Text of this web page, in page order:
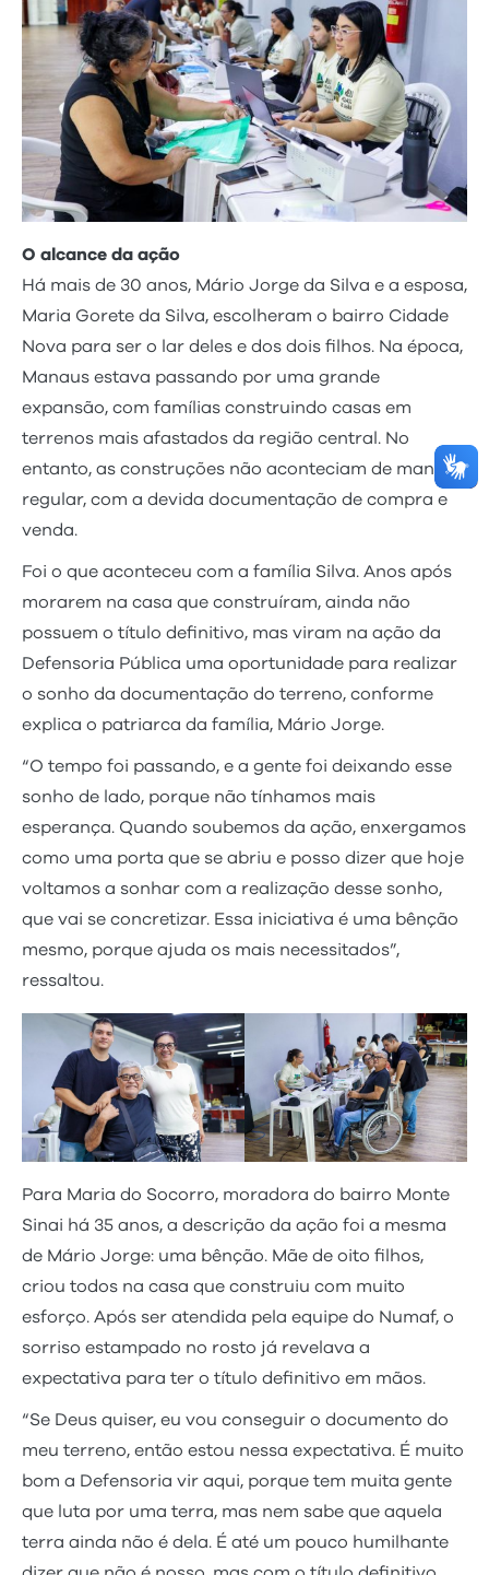
O alcance da ação
Há mais de 30 anos, Mário Jorge da Silva e a esposa,
Maria Gorete da Silva, escolheram o bairro Cidade
Nova para ser o lar deles e dos dois filhos. Na época,
Manaus estava passando por uma grande
expansão, com famílias construindo casas em
terrenos mais afastados da região central. No
entanto, as construções não aconteciam de maneira
regular, com a devida documentação de compra e
venda.
Foi o que aconteceu com a família Silva. Anos após
morarem na casa que construíram, ainda não
possuem o título definitivo, mas viram na ação da
Defensoria Pública uma oportunidade para realizar
o sonho da documentação do terreno, conforme
explica o patriarca da família, Mário Jorge.
“O tempo foi passando, e a gente foi deixando esse
sonho de lado, porque não tínhamos mais
esperança. Quando soubemos da ação, enxergamos
como uma porta que se abriu e posso dizer que hoje
voltamos a sonhar com a realização desse sonho,
que vai se concretizar. Essa iniciativa é uma bênção
mesmo, porque ajuda os mais necessitados”,
ressaltou.
Para Maria do Socorro, moradora do bairro Monte
Sinai há 35 anos, a descrição da ação foi a mesma
de Mário Jorge: uma bênção. Mãe de oito filhos,
criou todos na casa que construiu com muito
esforço. Após ser atendida pela equipe do Numaf, o
sorriso estampado no rosto já revelava a
expectativa para ter o título definitivo em mãos.
“Se Deus quiser, eu vou conseguir o documento do
meu terreno, então estou nessa expectativa. É muito
bom a Defensoria vir aqui, porque tem muita gente
que luta por uma terra, mas nem sabe que aquela
terra ainda não é dela. É até um pouco humilhante